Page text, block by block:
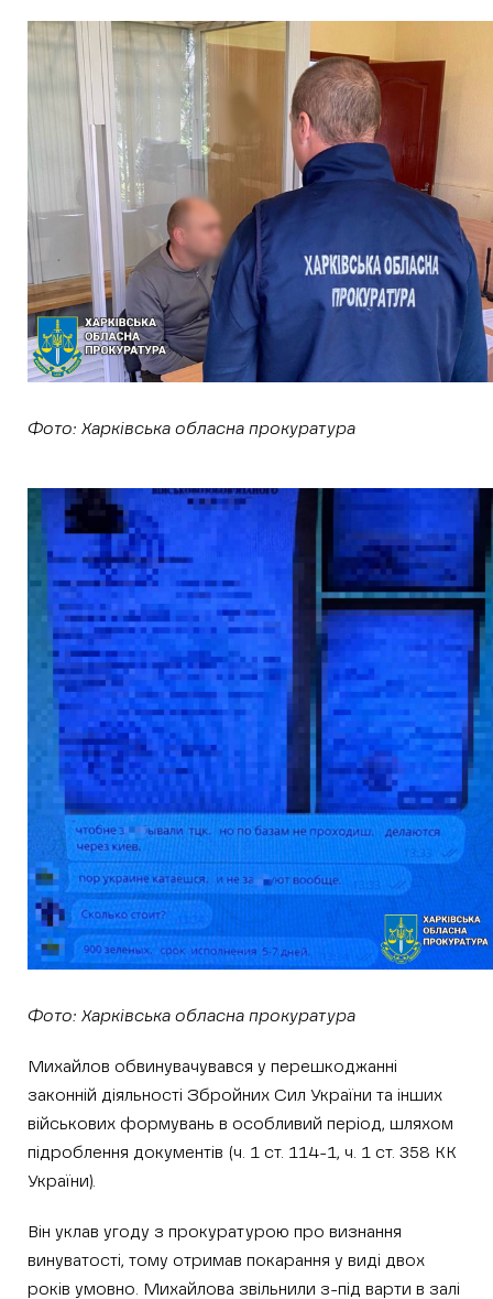
Фото: Харківська обласна прокуратура
Фото: Харківська обласна прокуратура
Михайлов обвинувачувався у перешкоджанні
законній діяльності Збройних Сил України та інших
військових формувань в особливий період, шляхом
підроблення документів (ч. 1 ст. 114-1, ч. 1 ст. 358 КК
України).
Він уклав угоду з прокуратурою про визнання
винуватості, тому отримав покарання у виді двох
років умовно. Михайлова звільнили з-під варти в залі